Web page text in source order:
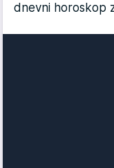
dnevni horoskop